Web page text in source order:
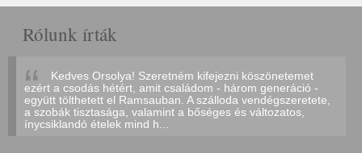
Rólunk írták
Kedves Orsolya! Szeretném kifejezni köszönetemet
ezért a csodás hétért, amit családom - három generáció -
együtt tölthetett el Ramsauban. A szálloda vendégszeretete,
a szobák tisztasága, valamint a bőséges és változatos,
ínycsiklandó ételek mind h...